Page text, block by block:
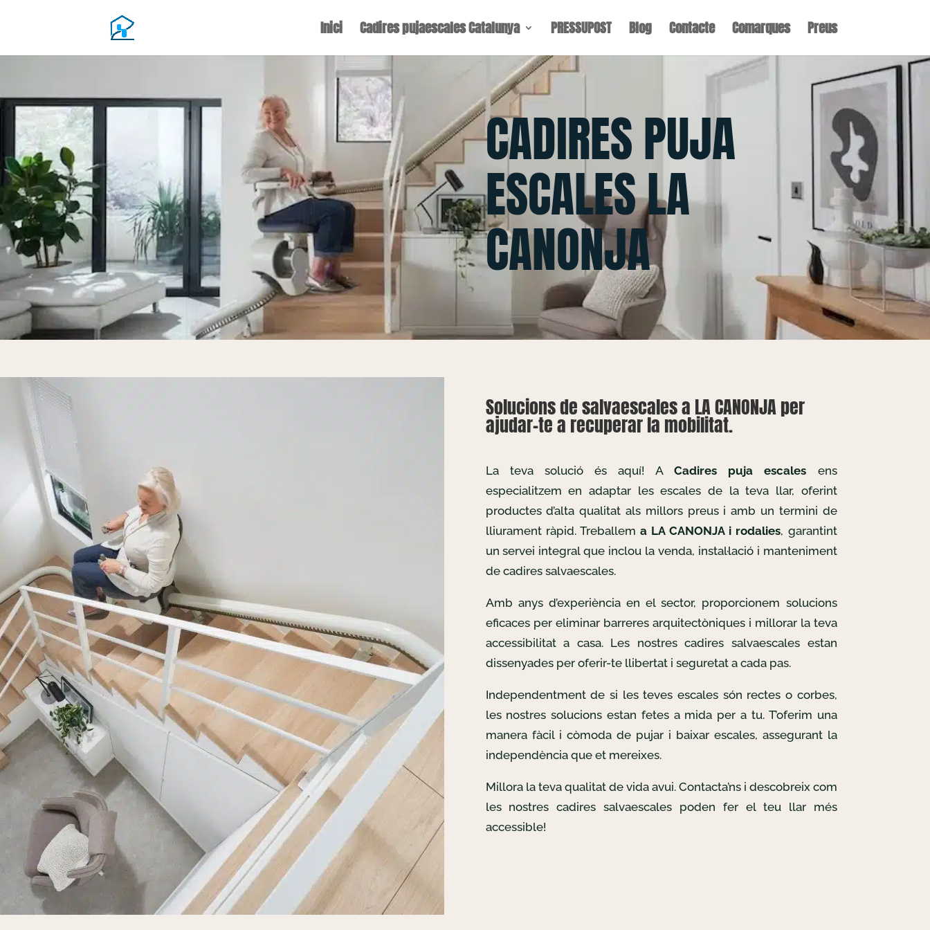
Inici Cadires pujaescales Catalunya PRESSUPOST Blog Contacte Comarques Preus
CADIRES PUJA
ESCALES LA
CANONJA
Solucions de salvaescales a LA CANONJA per
ajudar-te a recuperar la mobilitat.
La teva solució és aquí! A Cadires puja escales ens
especialitzem en adaptar les escales de la teva llar, oferint
productes d’alta qualitat als millors preus i amb un termini de
lliurament ràpid. Treballem a LA CANONJA i rodalies, garantint
un servei integral que inclou la venda, instal·lació i manteniment
de cadires salvaescales.
Amb anys d’experiència en el sector, proporcionem solucions
eficaces per eliminar barreres arquitectòniques i millorar la teva
accessibilitat a casa. Les nostres cadires salvaescales estan
dissenyades per oferir-te llibertat i seguretat a cada pas.
Independentment de si les teves escales són rectes o corbes,
les nostres solucions estan fetes a mida per a tu. T’oferim una
manera fàcil i còmoda de pujar i baixar escales, assegurant la
independència que et mereixes.
Millora la teva qualitat de vida avui. Contacta’ns i descobreix com
les nostres cadires salvaescales poden fer el teu llar més
accessible!